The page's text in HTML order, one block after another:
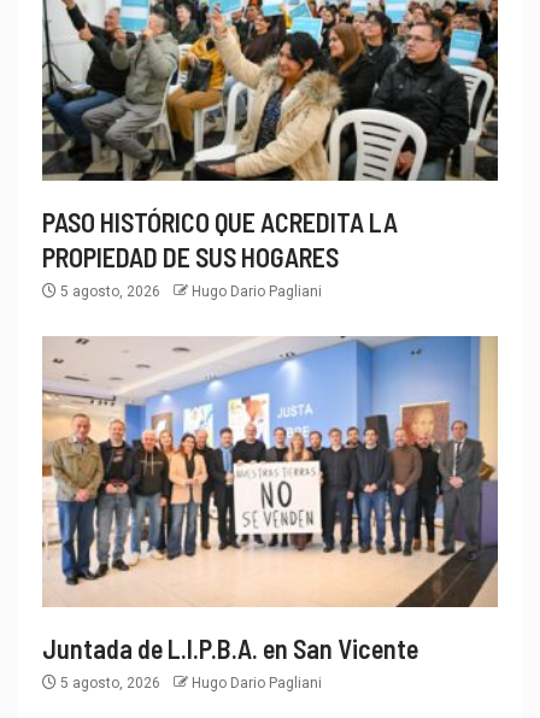
PASO HISTÓRICO QUE ACREDITA LA
PROPIEDAD DE SUS HOGARES
5 agosto, 2026 Hugo Dario Pagliani
Juntada de L.I.P.B.A. en San Vicente
5 agosto, 2026 Hugo Dario Pagliani